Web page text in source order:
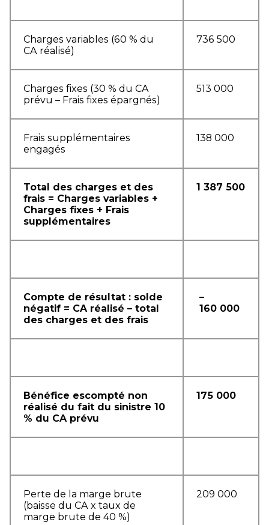
Charges variables (60 % du
CA réalisé)
736 500
Charges fixes (30 % du CA
prévu – Frais fixes épargnés)
513 000
Frais supplémentaires
engagés
138 000
Total des charges et des
frais = Charges variables +
Charges fixes + Frais
supplémentaires
1 387 500
Compte de résultat : solde
négatif = CA réalisé – total
des charges et des frais
–
160 000
Bénéfice escompté non
réalisé du fait du sinistre10
% du CA prévu
175 000
Perte de la marge brute
(baisse du CA x taux de
marge brute de 40 %)
209 000